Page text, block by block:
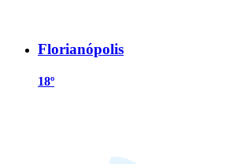
Florianópolis
18º